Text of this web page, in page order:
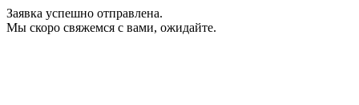
Заявка успешно отправлена.
Мы скоро свяжемся с вами, ожидайте.